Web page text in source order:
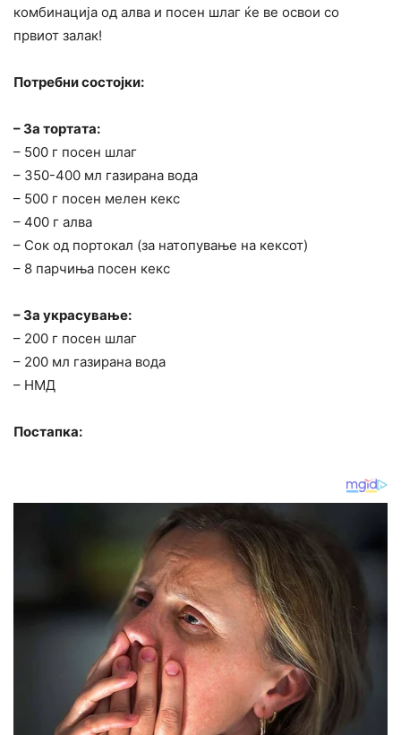
комбинација од алва и посен шлаг ќе ве освои со
првиот залак!
Потребни состојки:
– За тортата:
– 500 г посен шлаг
– 350-400 мл газирана вода
– 500 г посен мелен кекс
– 400 г алва
– Сок од портокал (за натопување на кексот)
– 8 парчиња посен кекс
– За украсување:
– 200 г посен шлаг
– 200 мл газирана вода
– НМД
Постапка: